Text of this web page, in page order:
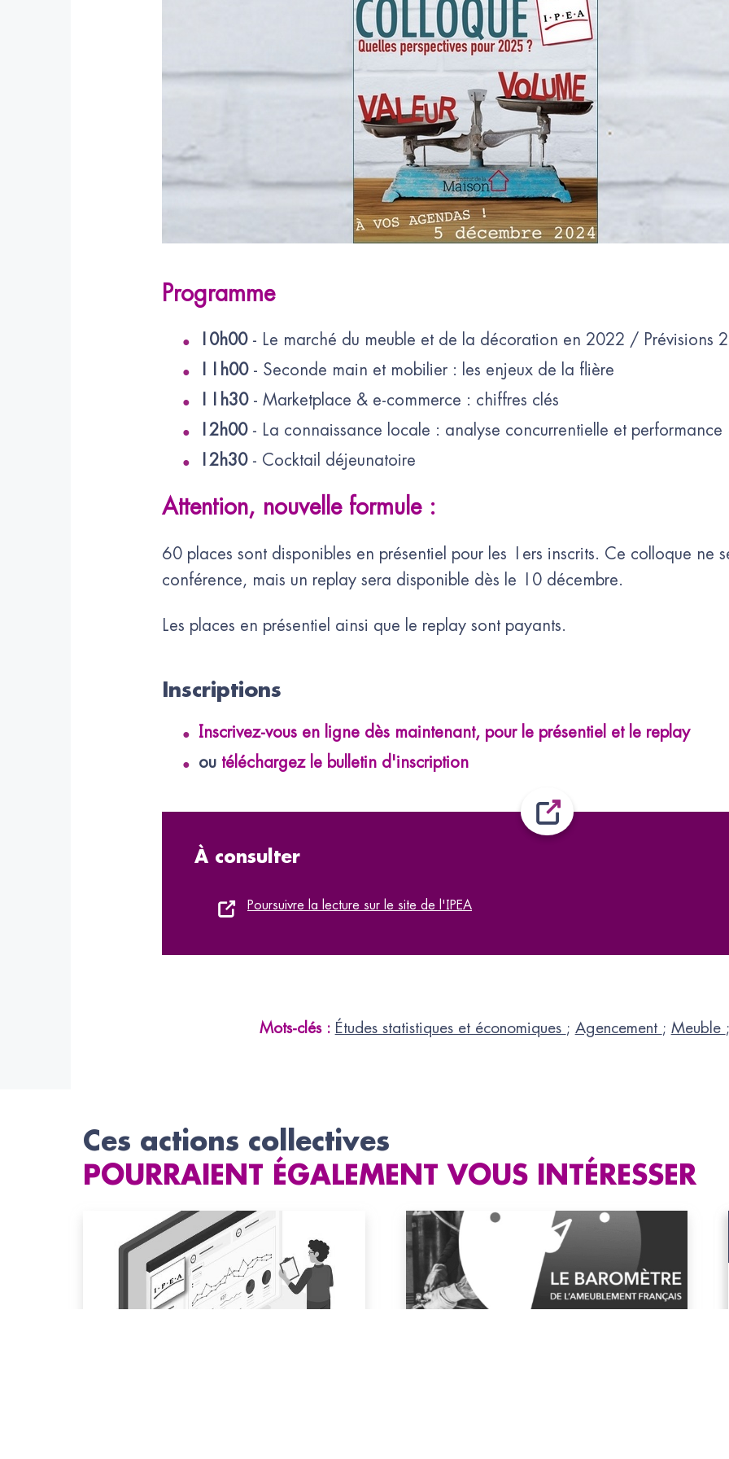
Programme
10h00- Le marché du meuble et de la décoration en 2022 / Prévisions
11h00- Seconde main et mobilier : les enjeux de la flière
11h30 - Marketplace & e-commerce : chiffres clés
12h00 - La connaissance locale : analyse concurrentielle et performance
12h30 - Cocktail déjeunatoire
Attention, nouvelle formule :
60 places sont disponibles en présentiel pour les 1ers inscrits. Ce colloque ne
conférence, mais un replay sera disponible dès le 10 décembre.
Les places en présentiel ainsi que le replay sont payants.
Inscriptions
Inscrivez-vous en ligne dès maintenant, pour le présentiel et le replay
ou téléchargez le bulletin d'inscription
À consulter
Poursuivre la lecture sur le site de l'IPEA
Mots-clés : Études statistiques et économiques ; Agencement ; Meuble
Ces actions collectives
POURRAIENT ÉGALEMENT VOUS INTÉRESSER